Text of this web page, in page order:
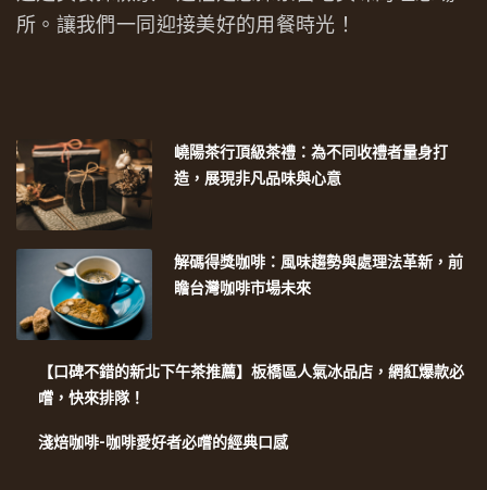
所。讓我們一同迎接美好的用餐時光！
嶢陽茶行頂級茶禮：為不同收禮者量身打
造，展現非凡品味與心意
解碼得獎咖啡：風味趨勢與處理法革新，前
瞻台灣咖啡市場未來
【口碑不錯的新北下午茶推薦】板橋區人氣冰品店，網紅爆款必
嚐，快來排隊！
淺焙咖啡-咖啡愛好者必嚐的經典口感